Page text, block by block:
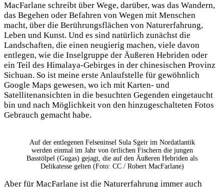
MacFarlane schreibt über Wege, darüber, was das Wandern,
das Begehen oder Befahren von Wegen mit Menschen
macht, über die Berührungsflächen von Naturerfahrung,
Leben und Kunst. Und es sind natürlich zunächst die
Landschaften, die einen neugierig machen, viele davon
entlegen, wie die Inselgruppe der Äußeren Hebriden oder
ein Teil des Himalaya-Gebirges in der chinesischen Provinz
Sichuan. So ist meine erste Anlaufstelle für gewöhnlich
Google Maps gewesen, wo ich mit Karten- und
Satellitenansichten in die besuchten Gegenden eingetaucht
bin und nach Möglichkeit von den hinzugeschalteten Fotos
Gebrauch gemacht habe.
Auf der entlegenen Felseninsel Sula Sgeir im Nordatlantik
werden einmal im Jahr von örtlichen Fischern die jungen
Basstölpel (Gugas) gejagt, die auf den Äußeren Hebriden als
Delikatesse gelten (Foto: CC / Robert MacFarlane)
Aber für MacFarlane ist die Naturerfahrung immer auch